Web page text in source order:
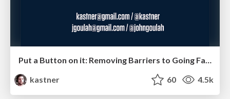
Put a Button on it: Removing Barriers to Going Fast.
kastner
60 4.5k